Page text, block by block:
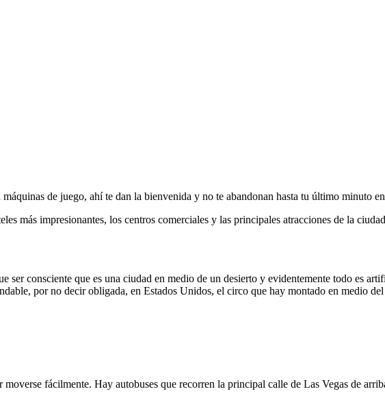
de juego, ahí te dan la bienvenida y no te abandonan hasta tu último minuto
más impresionantes, los centros comerciales y las principales atracciones de la
ser consciente que es una ciudad en medio de un desierto y evidentemente todo es
por no decir obligada, en Estados Unidos, el circo que hay montado en medio
moverse fácilmente. Hay autobuses que recorren la principal calle de Las Vegas de